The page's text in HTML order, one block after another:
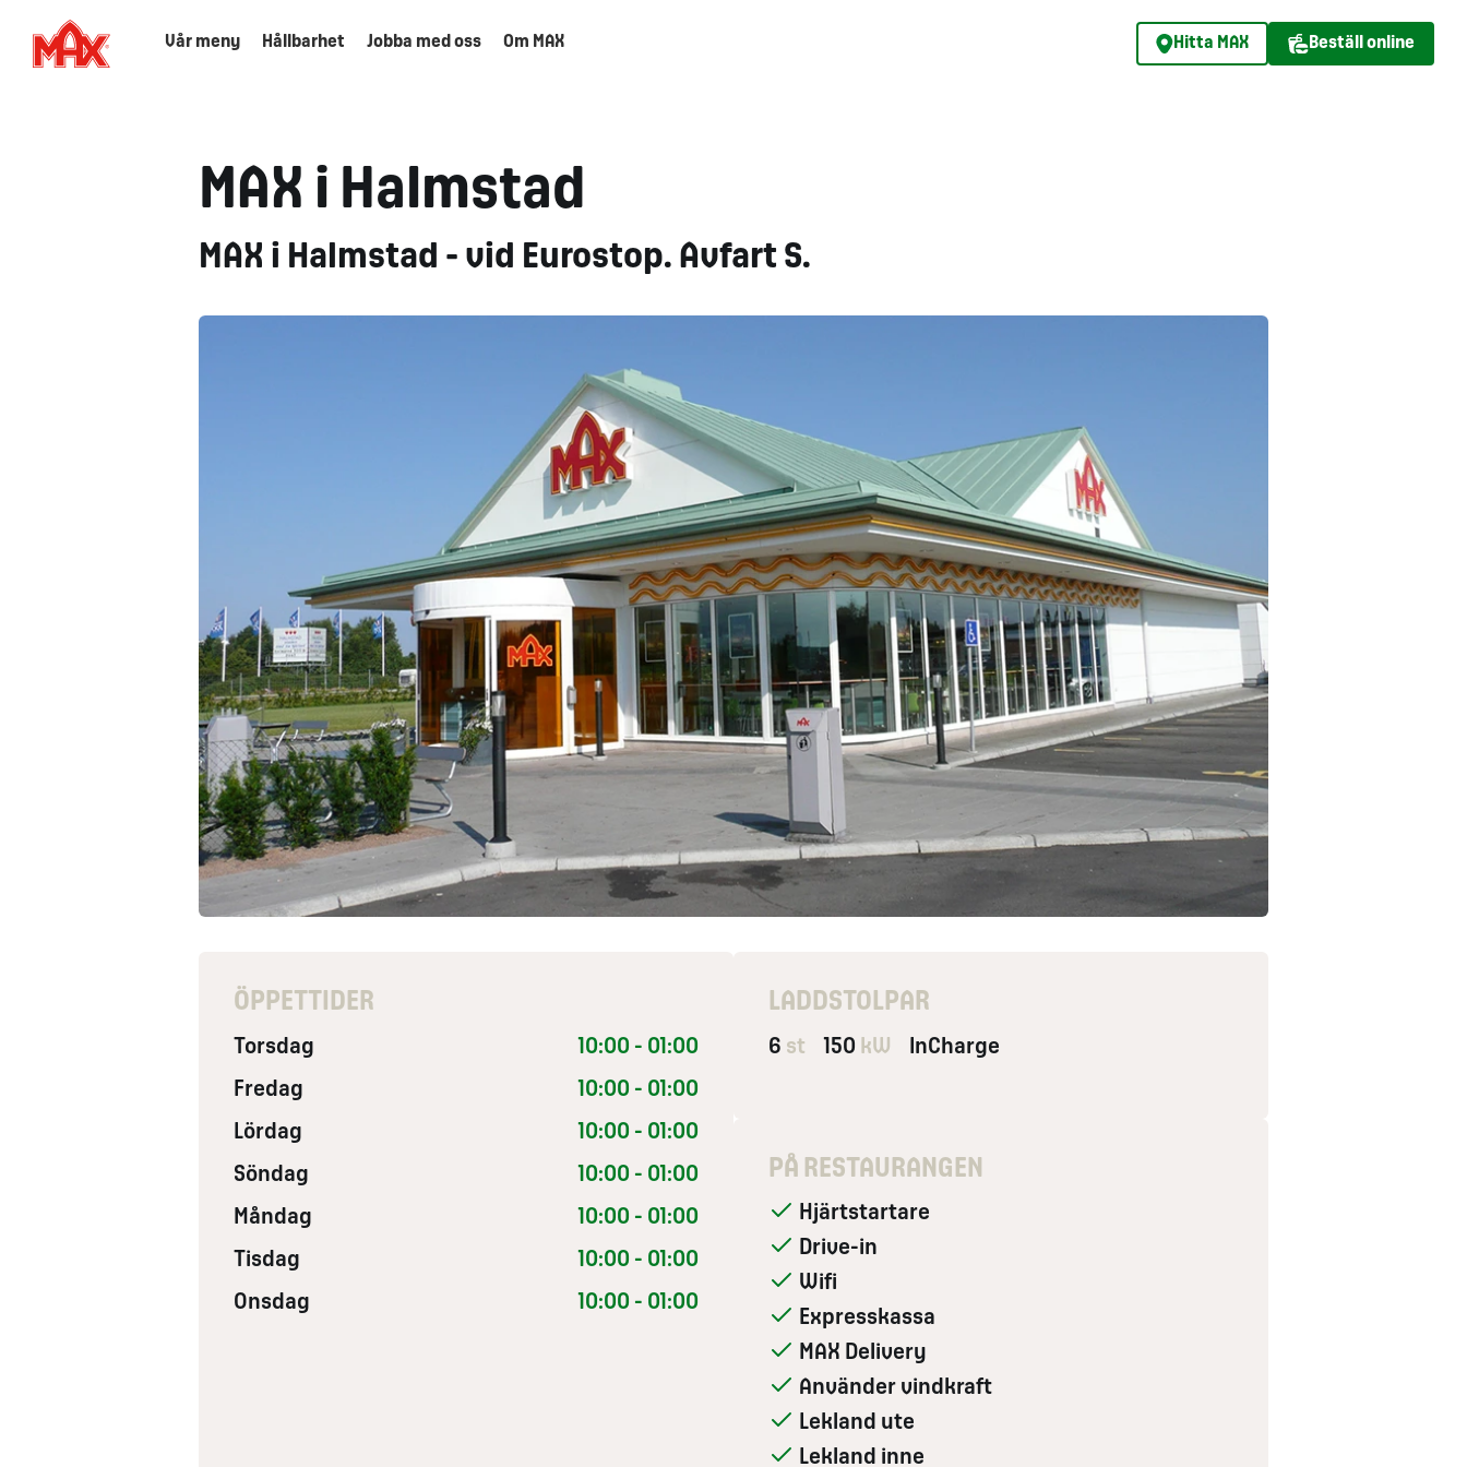
Vår meny Hållbarhet Jobba med oss Om MAX Hitta MAX Beställ online
MAX i Halmstad
MAX i Halmstad - vid Eurostop. Avfart S.
ÖPPETTIDER
Torsdag 10:00 - 01:00
Fredag 10:00 - 01:00
Lördag 10:00 - 01:00
Söndag 10:00 - 01:00
Måndag 10:00 - 01:00
Tisdag 10:00 - 01:00
Onsdag 10:00 - 01:00
LADDSTOLPAR
6 st 150 kW InCharge
PÅ RESTAURANGEN
Hjärtstartare
Drive-in
Wifi
Expresskassa
MAX Delivery
Använder vindkraft
Lekland ute
Lekland inne